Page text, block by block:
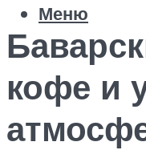
Меню
кофе и